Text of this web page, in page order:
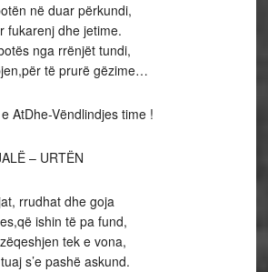
në duar përkundi,
fukarenj dhe jetime.
nga rrënjët tundi,
të prurë gëzime…
AtDhe-Vëndlindjes time !
– URTËN
rrudhat dhe goja
ishin të pa fund,
tek e vona,
s’e pashë askund.